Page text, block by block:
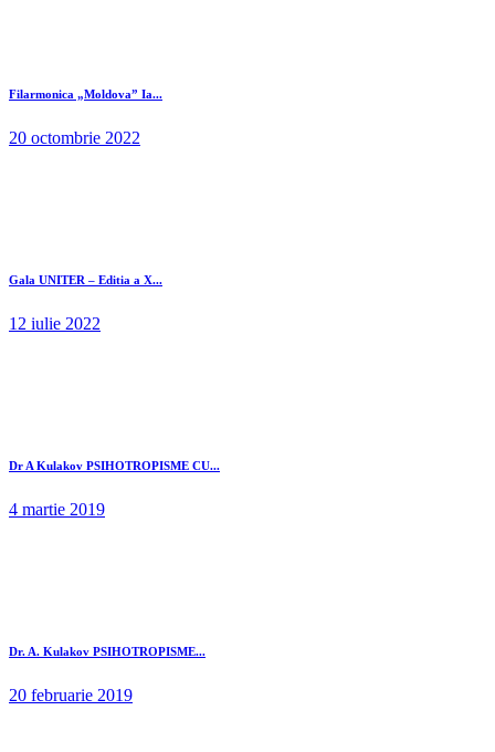
Filarmonica „Moldova” Ia...
20 octombrie 2022
Gala UNITER – Editia a X...
12 iulie 2022
Dr A Kulakov PSIHOTROPISME CU...
4 martie 2019
Dr. A. Kulakov PSIHOTROPISME...
20 februarie 2019